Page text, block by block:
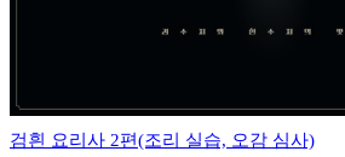
검흰 요리사 2편(조리 실습, 오감 심사)